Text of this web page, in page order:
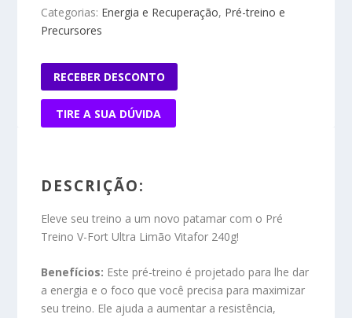
Categorias: Energia e Recuperação, Pré-treino e
Precursores
RECEBER DESCONTO
TIRE A SUA DÚVIDA
DESCRIÇÃO:
Eleve seu treino a um novo patamar com o Pré
Treino V-Fort Ultra Limão Vitafor 240g!
Benefícios: Este pré-treino é projetado para lhe dar
a energia e o foco que você precisa para maximizar
seu treino. Ele ajuda a aumentar a resistência,